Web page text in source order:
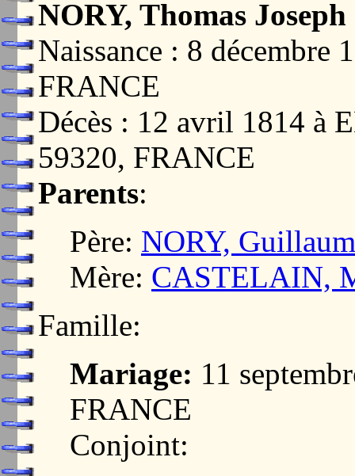
NORY, Thomas Joseph
Naissance : 8 décembre
FRANCE
Décès : 12 avril 1814 à
59320, FRANCE
Parents:
Père: NORY,
Mère: CASTELAIN,
Famille:
Mariage: 11
FRANCE
Conjoint: